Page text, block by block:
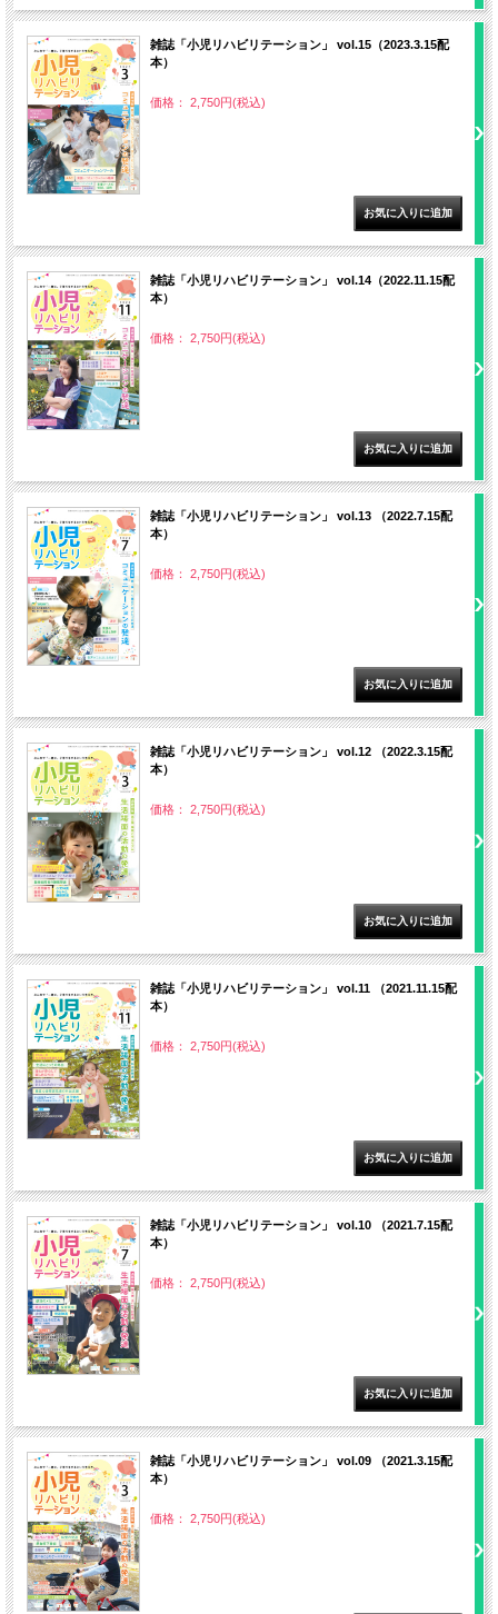
雑誌「小児リハビリテーション」 vol.15（2023.3.15配
本）
価格： 2,750円(税込)
雑誌「小児リハビリテーション」 vol.14（2022.11.15配
本）
価格： 2,750円(税込)
雑誌「小児リハビリテーション」 vol.13 （2022.7.15配
本）
価格： 2,750円(税込)
雑誌「小児リハビリテーション」 vol.12 （2022.3.15配
本）
価格： 2,750円(税込)
雑誌「小児リハビリテーション」 vol.11 （2021.11.15配
本）
価格： 2,750円(税込)
雑誌「小児リハビリテーション」 vol.10 （2021.7.15配
本）
価格： 2,750円(税込)
雑誌「小児リハビリテーション」 vol.09 （2021.3.15配
本）
価格： 2,750円(税込)